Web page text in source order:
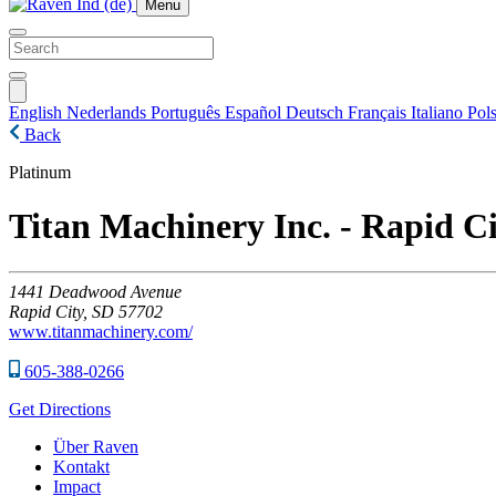
Menu
English Nederlands Português Español Deutsch Français Italiano
Back
Platinum
Titan Machinery Inc. - Rapid
1441 Deadwood Avenue
Rapid City, SD 57702
www.titanmachinery.com/
605-388-0266
Get Directions
Über Raven
Kontakt
Impact